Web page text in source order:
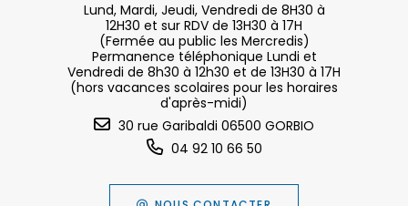
Lund, Mardi, Jeudi, Vendredi de 8H30 à
12H30 et sur RDV de 13H30 à 17H
(Fermée au public les Mercredis)
Permanence téléphonique Lundi et
Vendredi de 8h30 à 12h30 et de 13H30 à 17H
(hors vacances scolaires pour les horaires
d'après-midi)
30 rue Garibaldi 06500 GORBIO
04 92 10 66 50